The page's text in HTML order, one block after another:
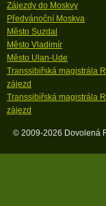
Zájezdy do Moskvy
Předvánoční Moskva
Město Suzdal
Město Vladimír
Město Ulan-Ude
Transsibiřská magistrála
zájezd
Transsibiřská magistrála
zájezd
© 2009-2026 Dovolená